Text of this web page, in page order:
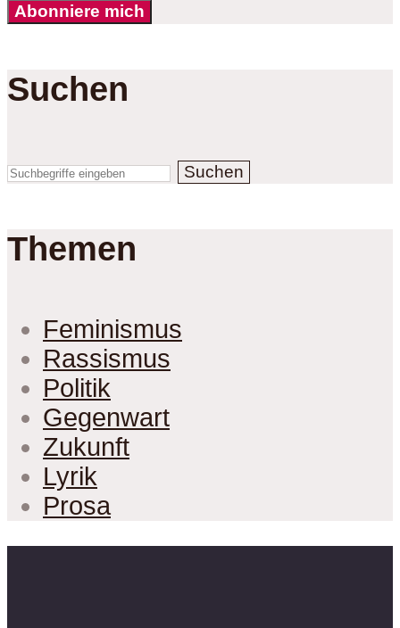
Abonniere mich
Suchen
Suchen
Themen
Feminismus
Rassismus
Politik
Gegenwart
Zukunft
Lyrik
Prosa